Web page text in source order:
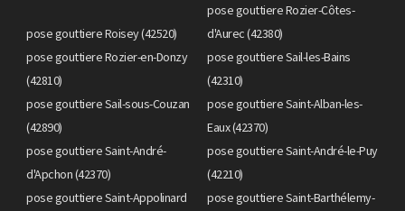
pose gouttiere Roisey (42520)
pose gouttiere Rozier-Côtes-
d'Aurec (42380)
pose gouttiere Rozier-en-Donzy
(42810)
pose gouttiere Sail-les-Bains
(42310)
pose gouttiere Sail-sous-Couzan
(42890)
pose gouttiere Saint-Alban-les-
Eaux (42370)
pose gouttiere Saint-André-
d'Apchon (42370)
pose gouttiere Saint-André-le-Puy
(42210)
pose gouttiere Saint-Appolinard
pose gouttiere Saint-Barthélemy-